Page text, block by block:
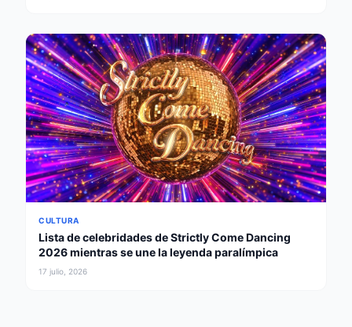
CULTURA
Lista de celebridades de Strictly Come Dancing
2026 mientras se une la leyenda paralímpica
17 julio, 2026